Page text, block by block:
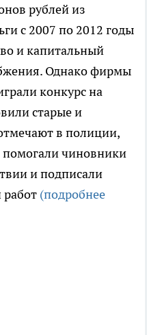
рублей из
с 2007 по 2012 годы
и капитальный
Однако фирмы
конкурс на
старые и
в полиции,
чиновники
и подписали
(подробнее